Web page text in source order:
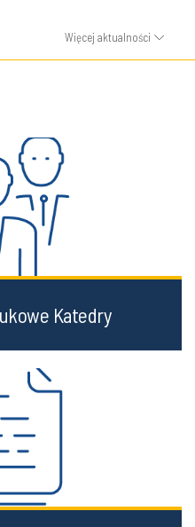
Więcej aktualności
Katedry